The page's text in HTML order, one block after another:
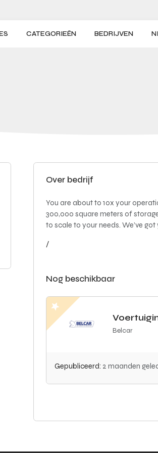
CATEGORIEËN BEDRIJVEN
Over bedrijf
You are about to 10x your
300,000 square meters of
to scale to your needs. We’ve
/
Nog beschikbaar
Belcar
Gepubliceerd: 2 maanden